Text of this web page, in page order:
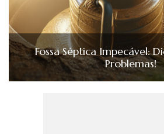
Fossa Séptica Impecável:
Problemas!